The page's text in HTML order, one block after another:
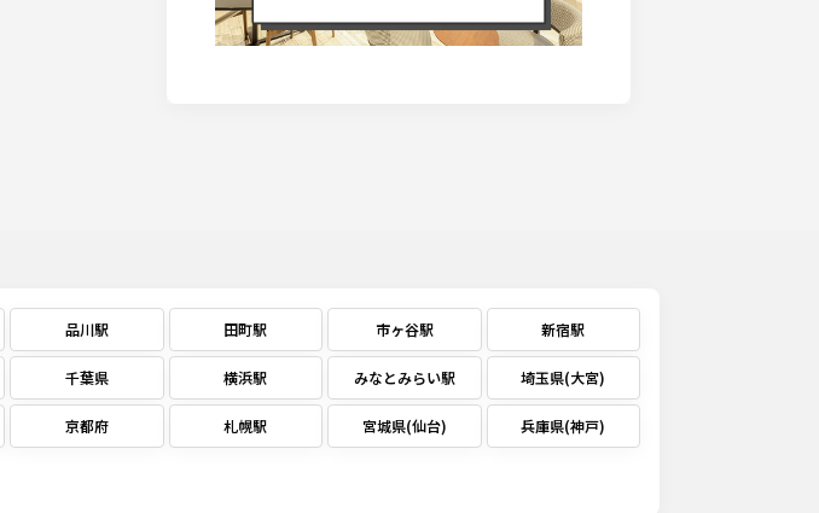
品川駅 田町駅 市ヶ谷駅 新宿駅
千葉県 横浜駅 みなとみらい駅 埼玉県(大宮)
京都府 札幌駅 宮城県(仙台) 兵庫県(神戸)